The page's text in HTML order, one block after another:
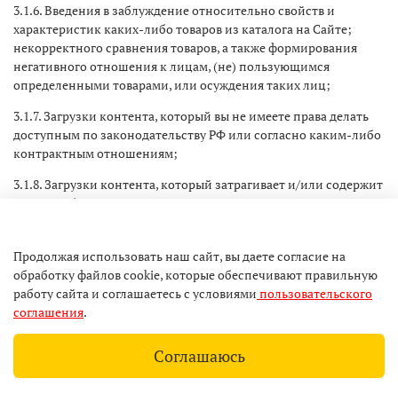
3.1.6. Введения в заблуждение относительно свойств и
характеристик каких-либо товаров из каталога на Сайте;
некорректного сравнения товаров, а также формирования
негативного отношения к лицам, (не) пользующимся
определенными товарами, или осуждения таких лиц;
3.1.7. Загрузки контента, который вы не имеете права делать
доступным по законодательству РФ или согласно каким-либо
контрактным отношениям;
3.1.8. Загрузки контента, который затрагивает и/или содержит
какой-либо патент, торговый знак, коммерческую тайну,
деятельности, принадлежащие или правомерно
используемые третьими лицами;
3.1.9. Загрузки не разрешенной специальным образом
3.1.10. Сбора и обработки персональных данных, информации
о частной жизни любых лиц;
Продолжая использовать наш сайт, вы даете согласие на
обработку файлов cookie, которые обеспечивают правильную
работу сайта и соглашаетесь с условиями пользовательского
соглашения.
Соглашаюсь